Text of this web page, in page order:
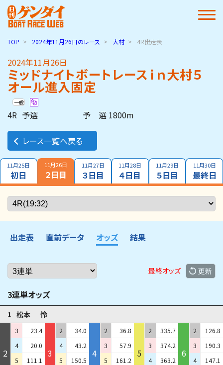
TOP 2024年11月26日のレース 大村 4R出走表
2024年11月26日
ミッドナイトボートレースｉｎ大村５
オール進入固定
一般
4R 予選 予 選 1800m
レース一覧へ戻る
11月25日
初日
11月26日
２日目
11月27日
３日目
11月28日
４日目
11月29日
５日目
11月30日
最終日
出走表 直前データ オッズ 結果
最終オッズ 更新
3連単オッズ
1 松本 怜
2
3
23.4
4
20.0
5
111.1
3
2
34.0
4
43.2
5
150.5
4
2
36.8
3
57.9
5
161.2
5
2
335.7
3
374.2
4
363.2
6
2
126.8
3
190.3
4
147.1